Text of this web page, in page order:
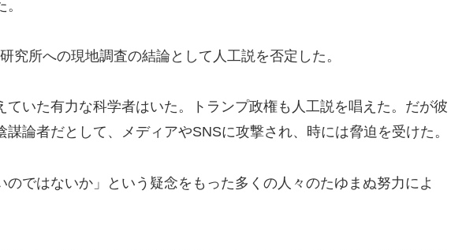
究所への現地調査の結論として人工説を否定した。
ていた有力な科学者はいた。トランプ政権も人工説を唱えた。だが彼
謀論者だとして、メディアやSNSに攻撃され、時には脅迫を受けた。
のではないか」という疑念をもった多くの人々のたゆまぬ努力によ